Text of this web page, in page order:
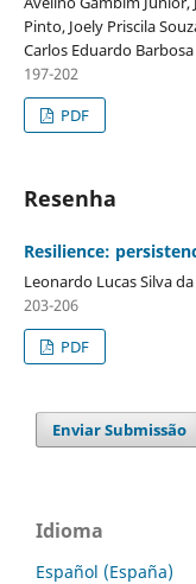
Pinto, Joely Priscila
Carlos Eduardo Barbosa
197-202
PDF
Resenha
Resilience:
Leonardo Lucas Silva
203-206
PDF
Enviar Submissão
Idioma
Español (España)